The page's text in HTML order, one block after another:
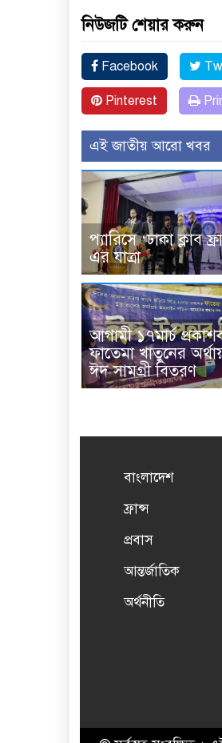
নিউজটি শেয়ার করুন
Facebook
Pinterest
এই জাতীয় আরো খবর
প্যারিসে ‘ঢাকা ক্লাব
এর যাত্রা
আগামী ১৭মার্চ
ফাতেমা খাতুনের
ঈদ সামগ্রী বিতরণ
বাংলাদেশ
ফ্রান্স
প্রবাস
আন্তর্জাতিক
অর্থনীতি